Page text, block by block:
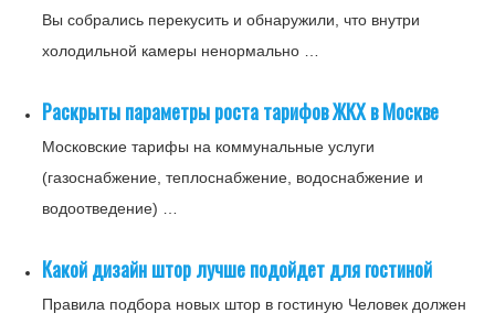
Вы собрались перекусить и обнаружили, что внутри
холодильной камеры ненормально …
Раскрыты параметры роста тарифов ЖКХ в Москве
Московские тарифы на коммунальные услуги
(газоснабжение, теплоснабжение, водоснабжение и
водоотведение) …
Какой дизайн штор лучше подойдет для гостиной
Правила подбора новых штор в гостиную Человек должен